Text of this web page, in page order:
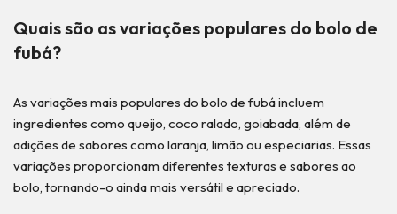
Quais são as variações populares do bolo de
fubá?
As variações mais populares do bolo de fubá incluem
ingredientes como queijo, coco ralado, goiabada, além de
adições de sabores como laranja, limão ou especiarias. Essas
variações proporcionam diferentes texturas e sabores ao
bolo, tornando-o ainda mais versátil e apreciado.